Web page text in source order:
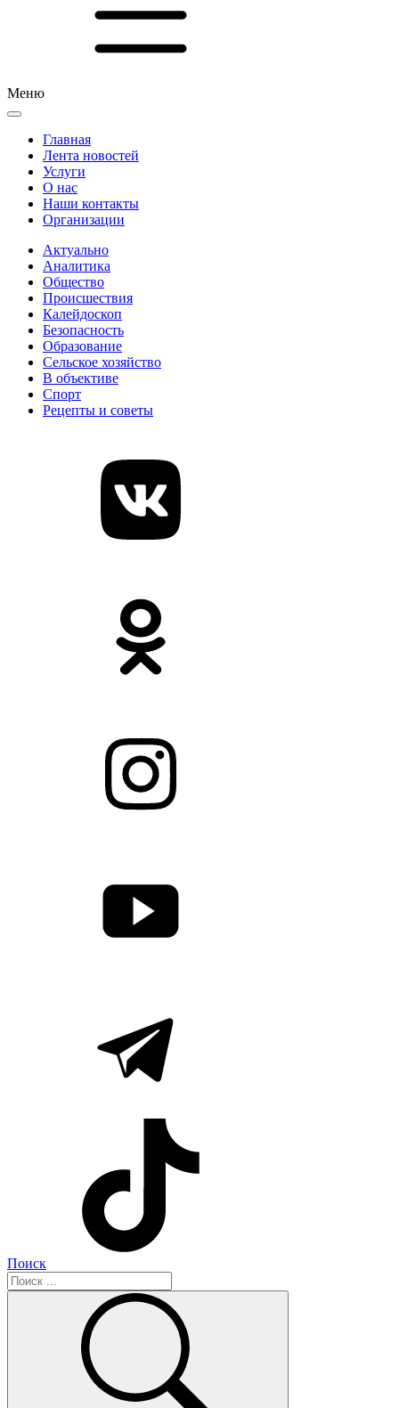
Меню
Главная
Лента новостей
Услуги
О нас
Наши контакты
Организации
Актуально
Аналитика
Общество
Происшествия
Калейдоскоп
Безопасность
Образование
Сельское хозяйство
В объективе
Спорт
Рецепты и советы
Поиск